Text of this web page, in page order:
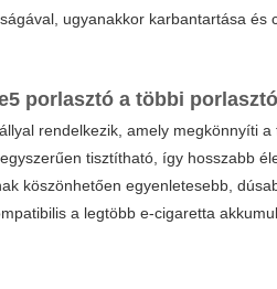
ugyanakkor karbantartása
porlasztó a többi
rendelkezik, amely megkönnyíti a
tisztítható, így hosszabb
köszönhetően egyenletesebb,
a legtöbb e-cigaretta